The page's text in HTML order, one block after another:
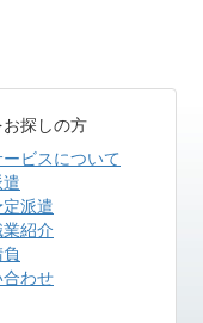
◇転勤なし
お探しの方
ービスについて
遣
派遣
紹介
合わせ